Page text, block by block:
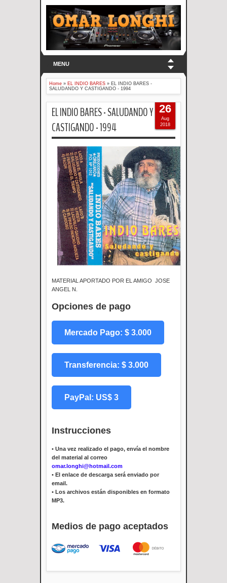
MENU
Home » EL INDIO BARES » EL INDIO BARES -
SALUDANDO Y CASTIGANDO - 1994
EL INDIO BARES - SALUDANDO Y
CASTIGANDO - 1994
MATERIAL APORTADO POR EL AMIGO JOSE
ANGEL N.
Opciones de pago
Mercado Pago: $ 3.000
Transferencia: $ 3.000
PayPal: US$ 3
Instrucciones
• Una vez realizado el pago, envía el nombre
del material al correo
omar.longhi@hotmail.com
• El enlace de descarga será enviado por
email.
• Los archivos están disponibles en formato
MP3.
Medios de pago aceptados
26
Aug
2018